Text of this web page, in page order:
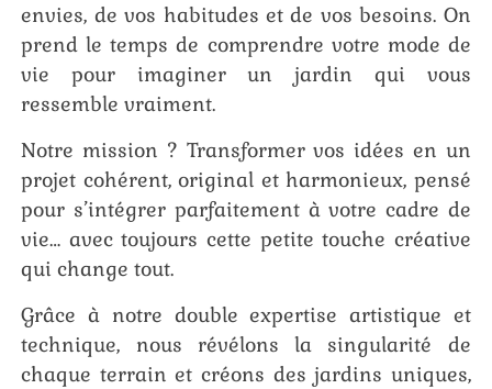
envies, de vos habitudes et de vos besoins. On
prend le temps de comprendre votre mode de
vie pour imaginer un jardin qui vous
ressemble vraiment.
Notre mission ? Transformer vos idées en un
projet cohérent, original et harmonieux, pensé
pour s’intégrer parfaitement à votre cadre de
vie… avec toujours cette petite touche créative
qui change tout.
Grâce à notre double expertise artistique et
technique, nous révélons la singularité de
chaque terrain et créons des jardins uniques,